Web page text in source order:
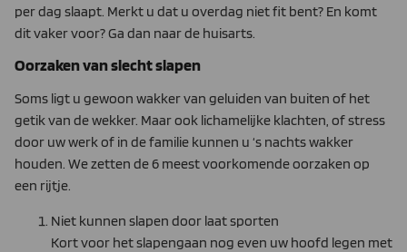
per dag slaapt. Merkt u dat u overdag niet fit bent? En komt
dit vaker voor? Ga dan naar de huisarts.
Oorzaken van slecht slapen
Soms ligt u gewoon wakker van geluiden van buiten of het
getik van de wekker. Maar ook lichamelijke klachten, of stress
door uw werk of in de familie kunnen u ‘s nachts wakker
houden. We zetten de 6 meest voorkomende oorzaken op
een rijtje.
Niet kunnen slapen door laat sporten
Kort voor het slapengaan nog even uw hoofd legen met